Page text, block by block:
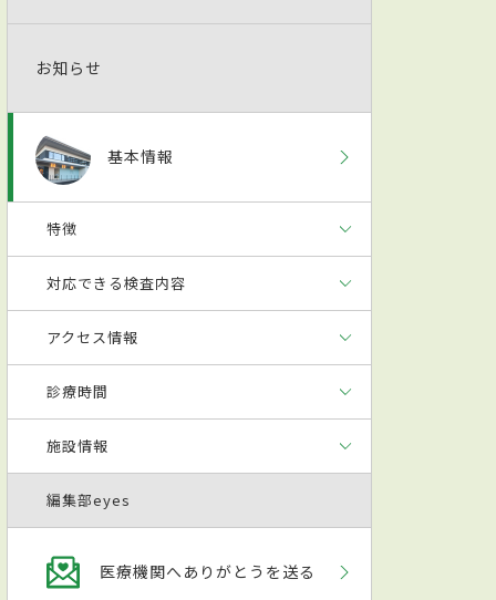
お知らせ
基本情報
特徴
対応できる検査内容
アクセス情報
診療時間
施設情報
編集部eyes
医療機関へありがとうを送る